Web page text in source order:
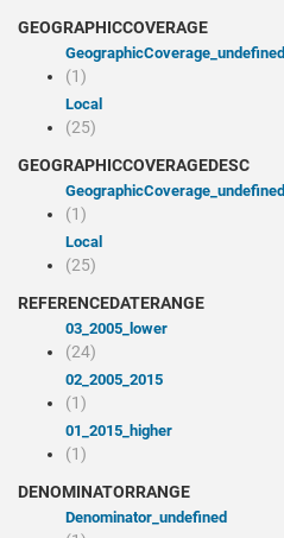
GEOGRAPHICCOVERAGE
geographicCoverage_undefined
(1)
Local
(25)
GEOGRAPHICCOVERAGEDESC
geographicCoverage_undefined
(1)
Local
(25)
REFERENCEDATERANGE
03_2005_lower
(24)
02_2005_2015
(1)
01_2015_higher
(1)
DENOMINATORRANGE
denominator_undefined